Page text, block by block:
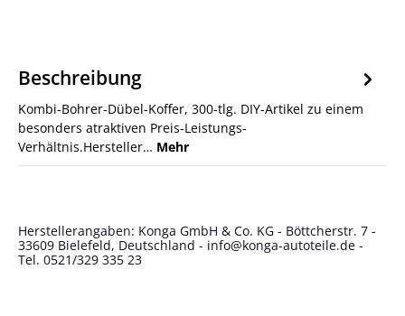
Beschreibung
Kombi-Bohrer-Dübel-Koffer, 300-tlg. DIY-Artikel zu einem
besonders atraktiven Preis-Leistungs-
Verhältnis.Hersteller… Mehr
Herstellerangaben: Konga GmbH & Co. KG - Böttcherstr. 7 -
33609 Bielefeld, Deutschland - info@konga-autoteile.de -
Tel. 0521/329 335 23